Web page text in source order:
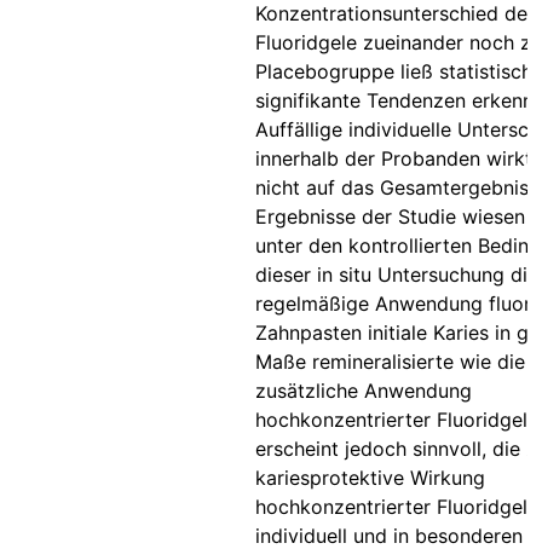
Konzentrationsunterschied der
Fluoridgele zueinander noch
Placebogruppe ließ statistisch
signifikante Tendenzen
Auffällige individuelle
innerhalb der Probanden
nicht auf das Gesamtergebnis
Ergebnisse der Studie wiesen
unter den kontrollierten
dieser in situ Untersuchung die
regelmäßige Anwendung
Zahnpasten initiale Karies in
Maße remineralisierte wie die
zusätzliche Anwendung
hochkonzentrierter
erscheint jedoch sinnvoll, die
kariesprotektive Wirkung
hochkonzentrierter Fluoridgele
individuell und in besonderen